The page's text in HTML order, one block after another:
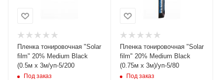
Пленка тонировочная "Solar
film" 20% Medium Black
(0.5м x 3м/уп-5/200
Под заказ
Пленка тонировочная "Solar
film" 20% Medium Black
(0.75м x 3м)/уп-5/80
Под заказ